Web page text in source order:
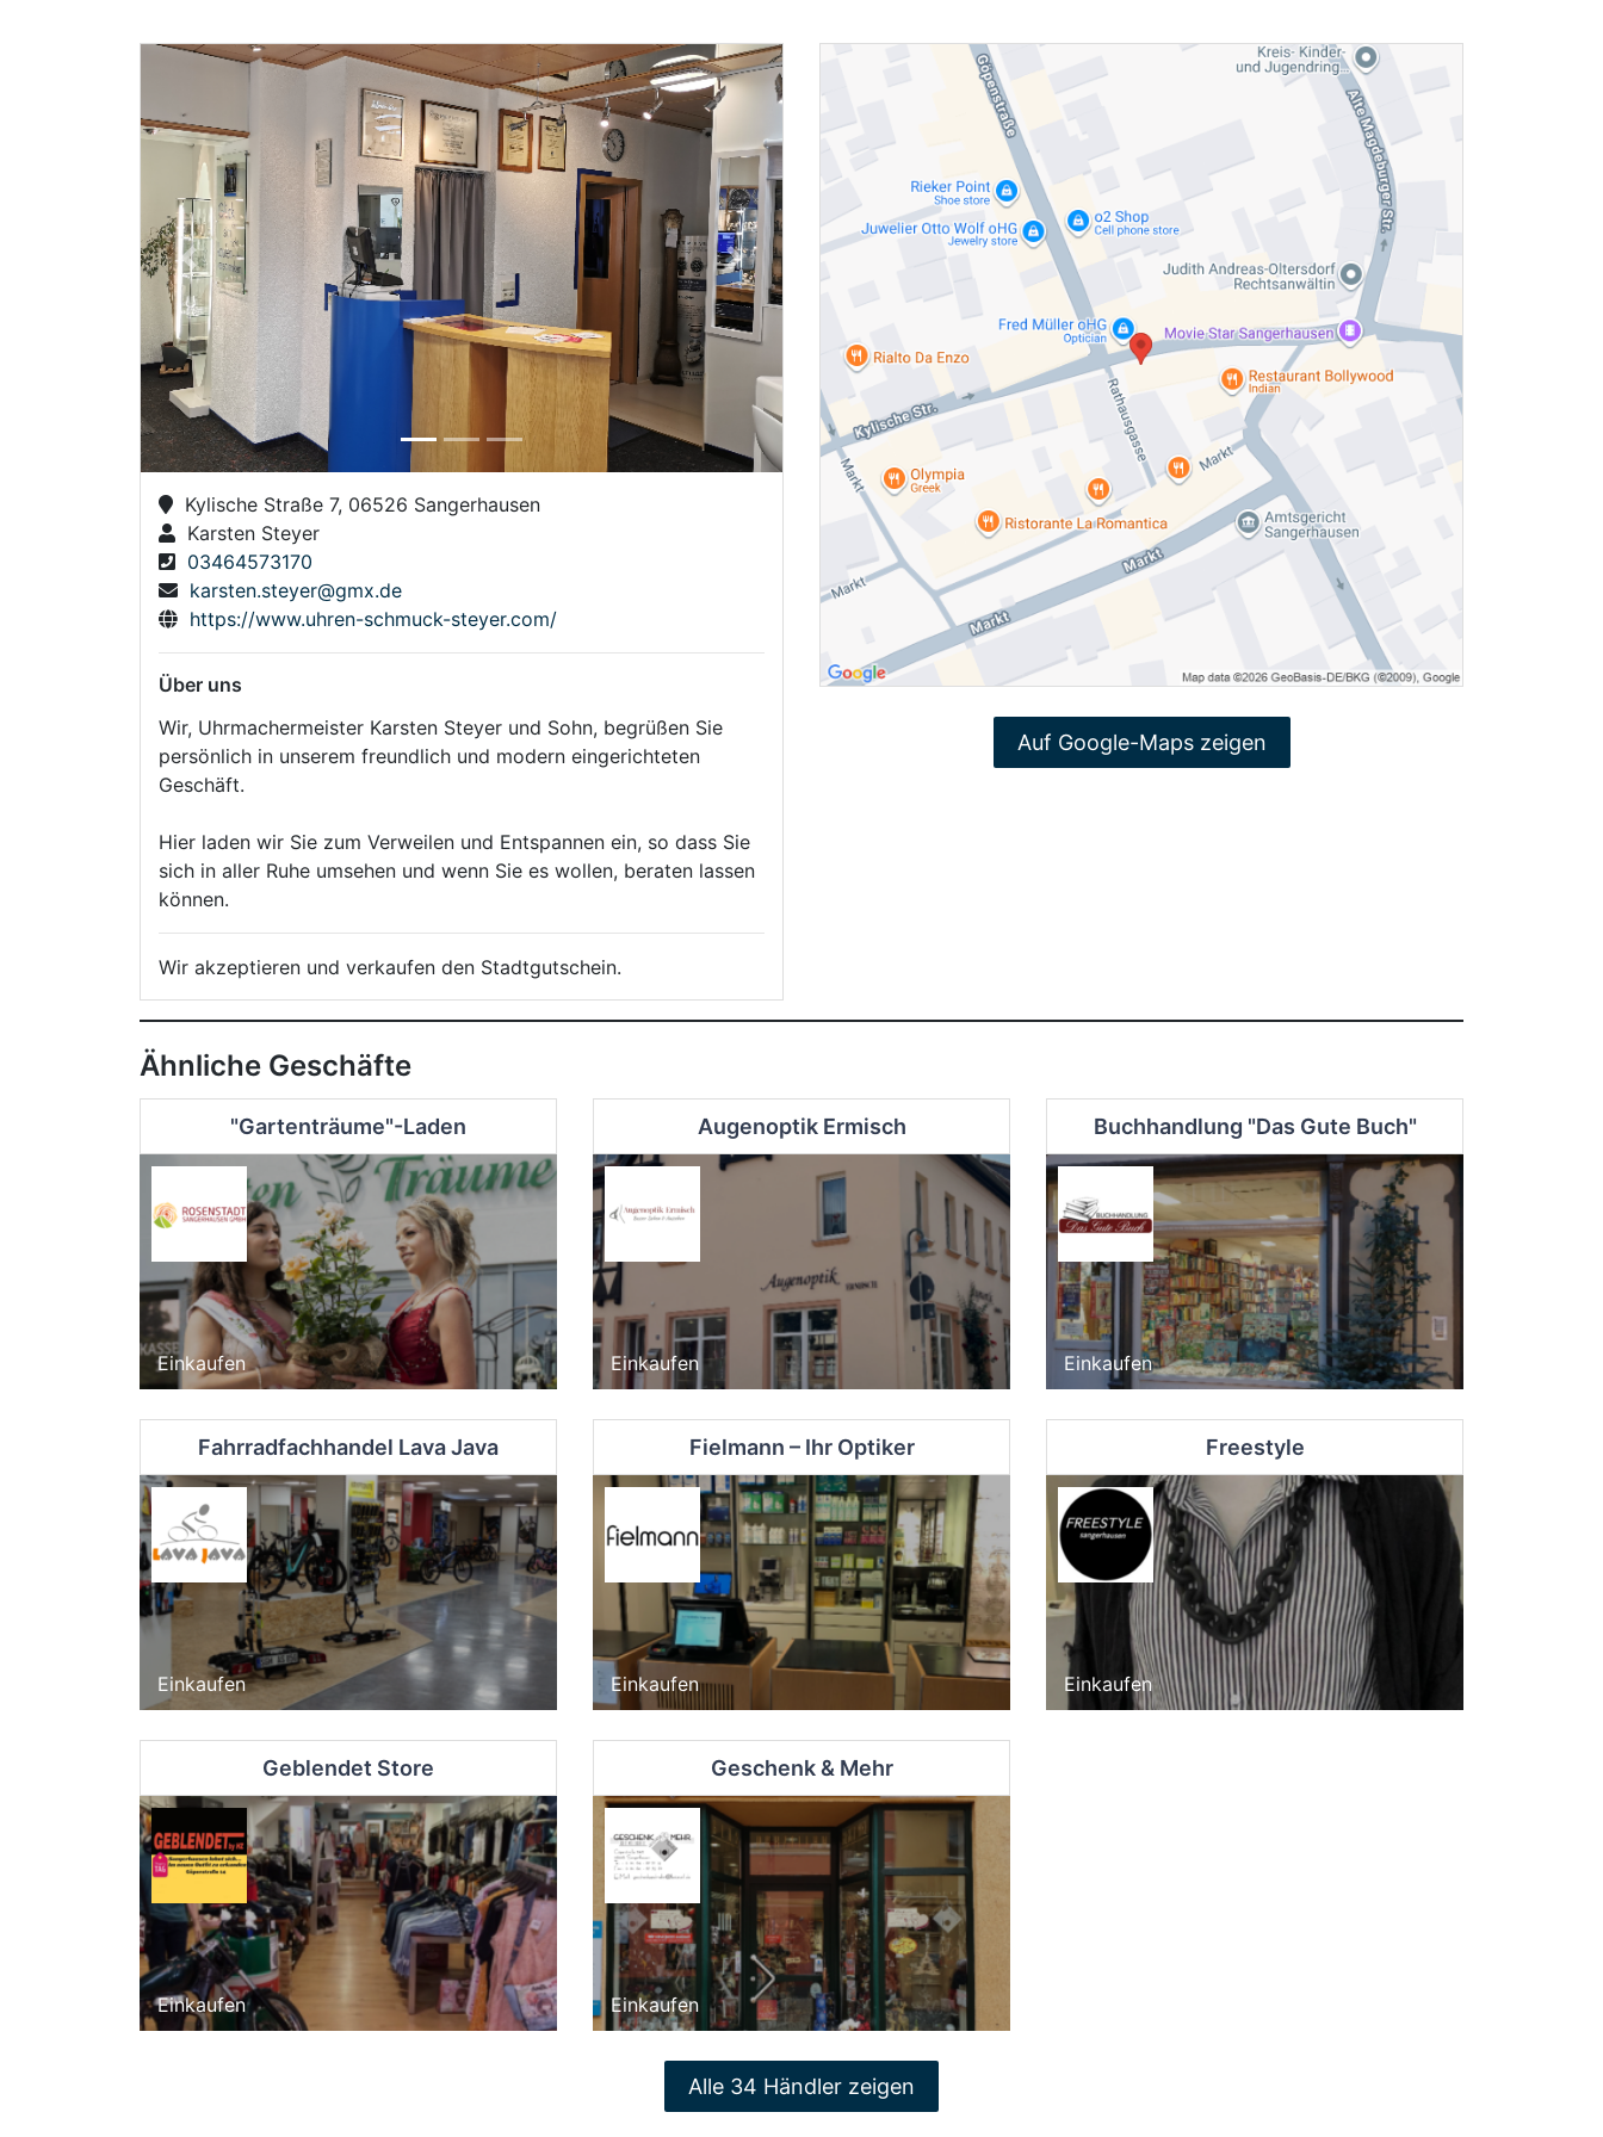
Previous Next
Kylische Straße 7, 06526 Sangerhausen
Karsten Steyer
03464573170
karsten.steyer@gmx.de
https://www.uhren-schmuck-steyer.com/
Über uns
Wir, Uhrmachermeister Karsten Steyer und Sohn, begrüßen Sie
persönlich in unserem freundlich und modern eingerichteten
Geschäft.
Hier laden wir Sie zum Verweilen und Entspannen ein, so dass Sie
sich in aller Ruhe umsehen und wenn Sie es wollen, beraten lassen
können.
Wir akzeptieren und verkaufen den Stadtgutschein.
Auf Google-Maps zeigen
Ähnliche Geschäfte
"Gartenträume"-Laden
Einkaufen
Augenoptik Ermisch
Einkaufen
Buchhandlung "Das Gute Buch"
Einkaufen
Fahrradfachhandel Lava Java
Einkaufen
Fielmann – Ihr Optiker
Einkaufen
Freestyle
Einkaufen
Geblendet Store
Einkaufen
Geschenk & Mehr
Einkaufen
Alle 34 Händler zeigen